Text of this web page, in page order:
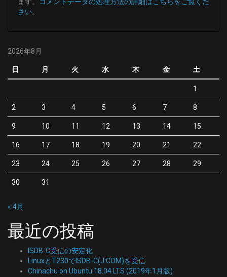
さい。
2026年8月
日 月 火 水 木 金 土
1
2 3 4 5 6 7 8
9 10 11 12 13 14 15
16 17 18 19 20 21 22
23 24 25 26 27 28 29
30 31
« 4月
最近の投稿
ISDB-C受信の安定化
LinuxとT230でISDB-C(J:COM)を受信
Chinachu on Ubuntu 18.04 LTS (2019年1月版)